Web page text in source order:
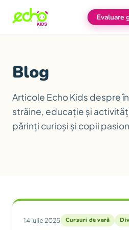
Evaluare
Blog
Articole Echo Kids despre
străine, educație și
părinți curioși și copii
Articole
14 iulie 2025 Cursuri de vară